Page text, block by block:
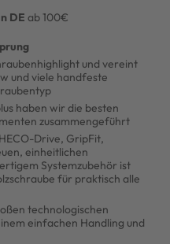
DE ab 100€
und vereint
und viele handfeste
haben wir die besten
zusammengeführt
Drive, GripFit,
einheitlichen
Systemzubehör ist
für praktisch alle
technologischen
einfachen Handling und